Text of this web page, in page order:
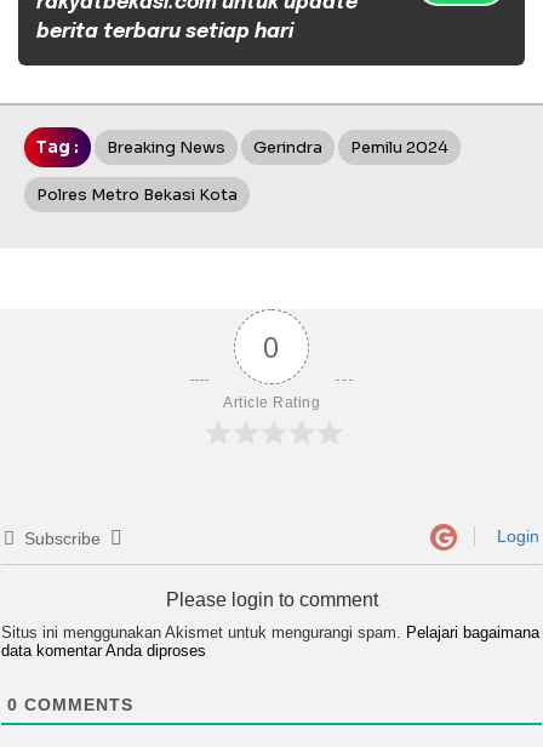
berita terbaru setiap hari
Tag : Breaking News Gerindra Pemilu 2024
Polres Metro Bekasi Kota
0
Article Rating
Subscribe Login
Please login to comment
Situs ini menggunakan Akismet untuk mengurangi spam. Pelajari bagaimana
data komentar Anda diproses
0 COMMENTS